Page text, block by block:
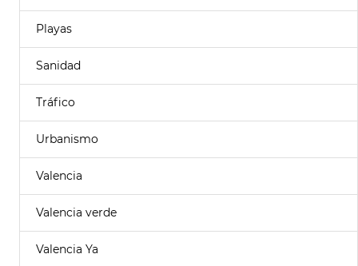
Playas
Sanidad
Tráfico
Urbanismo
Valencia
Valencia verde
Valencia Ya